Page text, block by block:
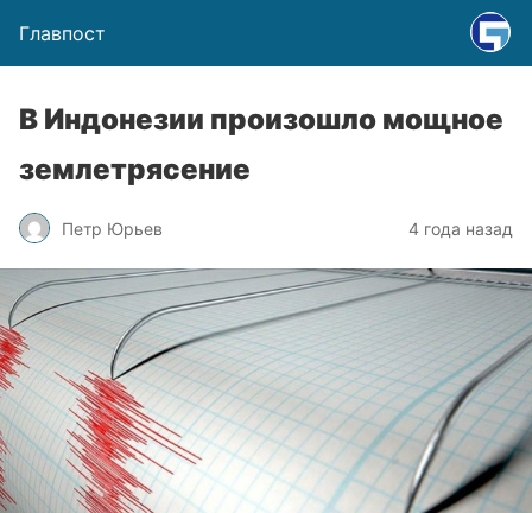
Главпост
В Индонезии произошло мощное
землетрясение
Петр Юрьев 4 года назад